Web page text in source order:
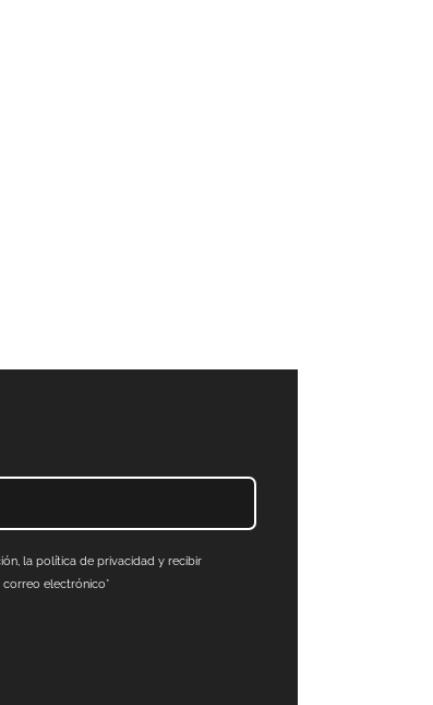
la política de privacidad y recibir
correo electrónico*